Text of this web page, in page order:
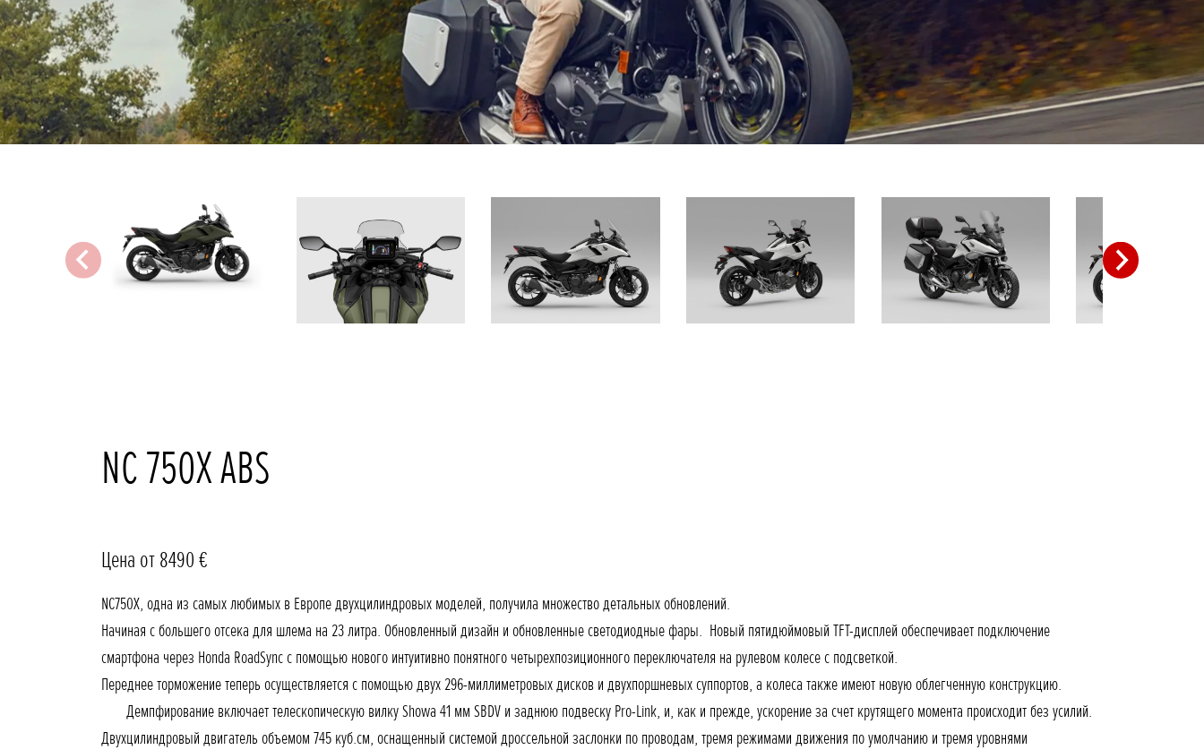
NC 750X ABS
Цена от 8490 €
NC750X, одна из самых любимых в Европе двухцилиндровых моделей, получила множество детальных обновлений.
Начиная с большего отсека для шлема на 23 литра. Обновленный дизайн и обновленные светодиодные фары. Новый пятидюймовый TFT-дисплей обеспечивает подключение
смартфона через Honda RoadSync с помощью нового интуитивно понятного четырехпозиционного переключателя на рулевом колесе с подсветкой.
Переднее торможение теперь осуществляется с помощью двух 296-миллиметровых дисков и двухпоршневых суппортов, а колеса также имеют новую облегченную конструкцию.
Демпфирование включает телескопическую вилку Showa 41 мм SBDV и заднюю подвеску Pro-Link, и, как и прежде, ускорение за счет крутящего момента происходит без усилий.
Двухцилиндровый двигатель объемом 745 куб.см, оснащенный системой дроссельной заслонки по проводам, тремя режимами движения по умолчанию и тремя уровнями